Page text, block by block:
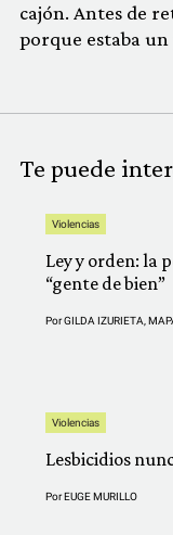
cajón. Antes de
porque estaba
Te puede
Violencias
Ley y orden: la
“gente de bien”
PorGILDA IZURIETA
Violencias
Lesbicidios
PorEUGE MURILLO